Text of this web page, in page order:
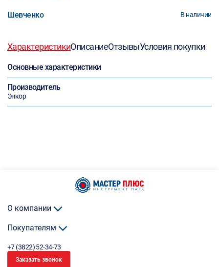
Шевченко В наличии
ХарактеристикиОписаниеОтзывыУсловия покупки
Основные характеристики
Производитель
Энкор
О компании
Покупателям
+7 (3822) 52-34-73
Заказать звонок